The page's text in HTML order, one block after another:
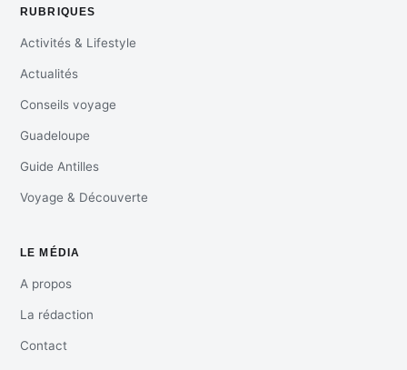
RUBRIQUES
Activités & Lifestyle
Actualités
Conseils voyage
Guadeloupe
Guide Antilles
Voyage & Découverte
LE MÉDIA
A propos
La rédaction
Contact